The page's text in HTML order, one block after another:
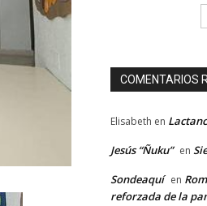
COMENTARIOS
Elisabeth en
Jesús “Ñuku” en
Sondeaquí en
reforzada de la